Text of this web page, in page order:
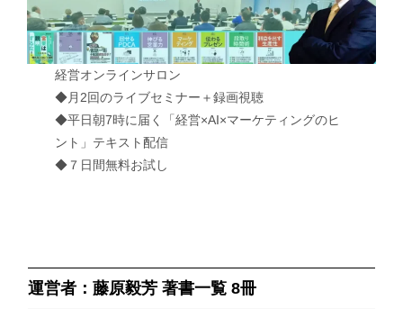
経営オンラインサロン
◆月2回のライブセミナー＋録画視聴
◆平日朝7時に届く「経営×AI×マーケティングのヒ
ント」テキスト配信
◆７日間無料お試し
運営者：藤原毅芳 著書一覧 8冊